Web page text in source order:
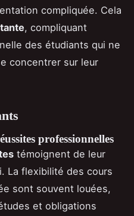
compliquée. Cela
, compliquant
des étudiants qui ne
concentrer sur leur
professionnelles
témoignent de leur
La flexibilité des cours
sont souvent louées,
et obligations